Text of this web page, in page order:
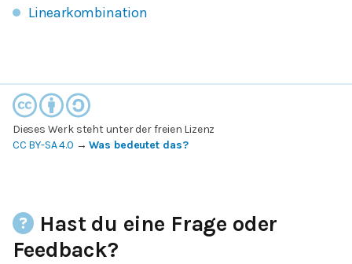
Linearkombination
Dieses Werk steht unter der freien Lizenz
CC BY-SA 4.0 →Was bedeutet das?
Hast du eine Frage oder
Feedback?